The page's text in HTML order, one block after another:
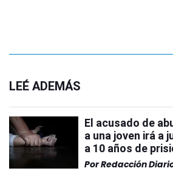
LEÉ ADEMÁS
El acusado de
a una joven irá a
a 10 años de
PorRedacción